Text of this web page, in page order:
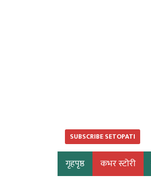
SUBSCRIBE SETOPATI
गृहपृष्ठ कभर स्टोरी